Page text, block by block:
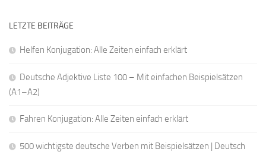
LETZTE BEITRÄGE
Helfen Konjugation: Alle Zeiten einfach erklärt
Deutsche Adjektive Liste 100 – Mit einfachen Beispielsätzen
(A1–A2)
Fahren Konjugation: Alle Zeiten einfach erklärt
500 wichtigste deutsche Verben mit Beispielsätzen | Deutsch